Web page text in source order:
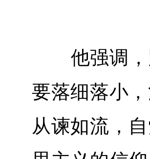
他强调，
要落细落小
从谏如流，